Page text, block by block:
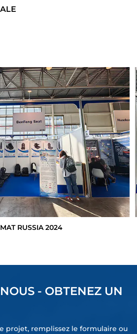
RUSSIA 2024
- OBTENEZ UN
projet, remplissez le formulaire ou